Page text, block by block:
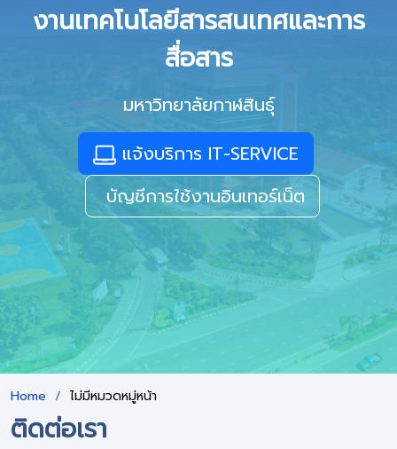
งานเทคโนโลยีสารสนเทศและการ
สื่อสาร
มหาวิทยาลัยกาฬสินธุ์
แจ้งบริการ IT-SERVICE
บัญชีการใช้งานอินเทอร์เน็ต
Home ไม่มีหมวดหมู่หน้า
ติดต่อเรา